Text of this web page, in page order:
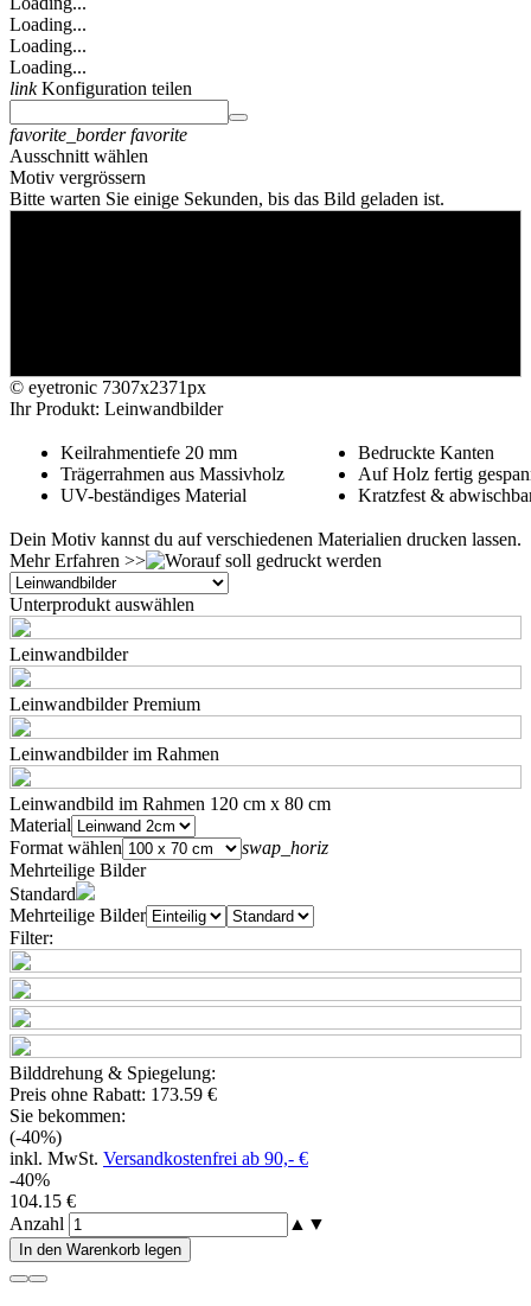
Loading...
Loading...
Loading...
linkKonfiguration teilen
favorite_border favorite
Ausschnitt wählen
Motiv vergrössern
Bitte warten Sie einige Sekunden, bis das Bild geladen ist.
© eyetronic 7307x2371px
Ihr Produkt: Leinwandbilder
Keilrahmentiefe 20 mm
Trägerrahmen aus Massivholz
UV-beständiges Material
Bedruckte Kanten
Auf Holz fertig
Kratzfest &
Dein Motiv kannst du auf verschiedenen Materialien drucken lassen.
Mehr Erfahren >>
Unterprodukt auswählen
Leinwandbilder
Leinwandbilder Premium
Leinwandbilder im Rahmen
Leinwandbild im Rahmen 120 cm x 80 cm
Material
Format wählen
swap_horiz
Mehrteilige Bilder
Standard
Mehrteilige Bilder
Filter:
Bilddrehung & Spiegelung:
Preis ohne Rabatt: 173.59 €
Sie bekommen:
(-40%)
inkl. MwSt. Versandkostenfrei ab 90,- €
-40%
104.15 €
Anzahl
▲ ▼
In den Warenkorb legen